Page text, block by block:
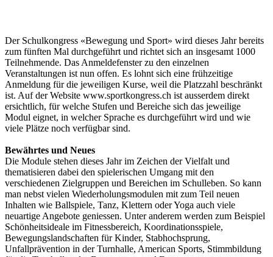
Der Schulkongress «Bewegung und Sport» wird dieses Jahr bereits
zum fünften Mal durchgeführt und richtet sich an insgesamt 1000
Teilnehmende. Das Anmeldefenster zu den einzelnen
Veranstaltungen ist nun offen. Es lohnt sich eine frühzeitige
Anmeldung für die jeweiligen Kurse, weil die Platzzahl beschränkt
ist. Auf der Website www.sportkongress.ch ist ausserdem direkt
ersichtlich, für welche Stufen und Bereiche sich das jeweilige
Modul eignet, in welcher Sprache es durchgeführt wird und wie
viele Plätze noch verfügbar sind.
Bewährtes und Neues
Die Module stehen dieses Jahr im Zeichen der Vielfalt und
thematisieren dabei den spielerischen Umgang mit den
verschiedenen Zielgruppen und Bereichen im Schulleben. So kann
man nebst vielen Wiederholungsmodulen mit zum Teil neuen
Inhalten wie Ballspiele, Tanz, Klettern oder Yoga auch viele
neuartige Angebote geniessen. Unter anderem werden zum Beispiel
Schönheitsideale im Fitnessbereich, Koordinationsspiele,
Bewegungslandschaften für Kinder, Stabhochsprung,
Unfallprävention in der Turnhalle, American Sports, Stimmbildung